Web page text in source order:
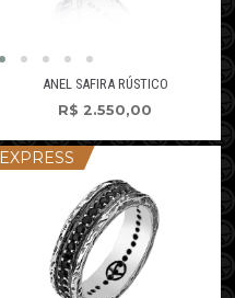
ANEL SAFIRA RÚSTICO
R$ 2.550,00
EXPRESS